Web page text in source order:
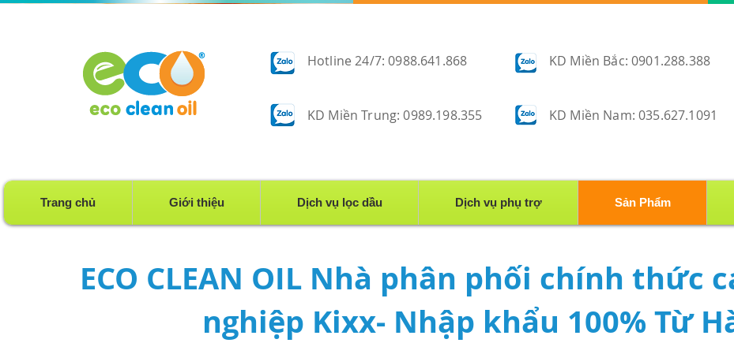
Hotline 24/7: 0988.641.868 KD Miền Bắc: 0901.288.388
KD Miền Trung: 0989.198.355 KD Miền Nam: 035.627.1091
Trang chủ Giới thiệu Dịch vụ lọc dầu Dịch vụ phụ trợ Sản Phẩm
ECO CLEAN OIL Nhà phân phối chính thức
nghiệp Kixx- Nhập khẩu 100% Từ